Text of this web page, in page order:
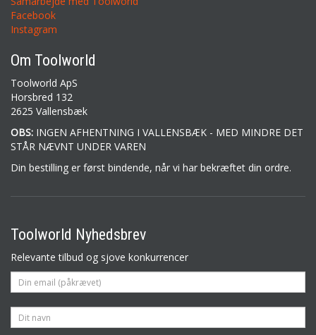
Facebook
Instagram
Om Toolworld
Toolworld ApS
Horsbred 132
2625 Vallensbæk
OBS: INGEN AFHENTNING I VALLENSBÆK - MED MINDRE DET
STÅR NÆVNT UNDER VAREN
Din bestilling er først bindende, når vi har bekræftet din ordre.
Toolworld Nyhedsbrev
Relevante tilbud og sjove konkurrencer